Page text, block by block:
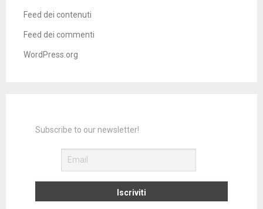
Feed dei contenuti
Feed dei commenti
WordPress.org
Subscribe to our newsletter!